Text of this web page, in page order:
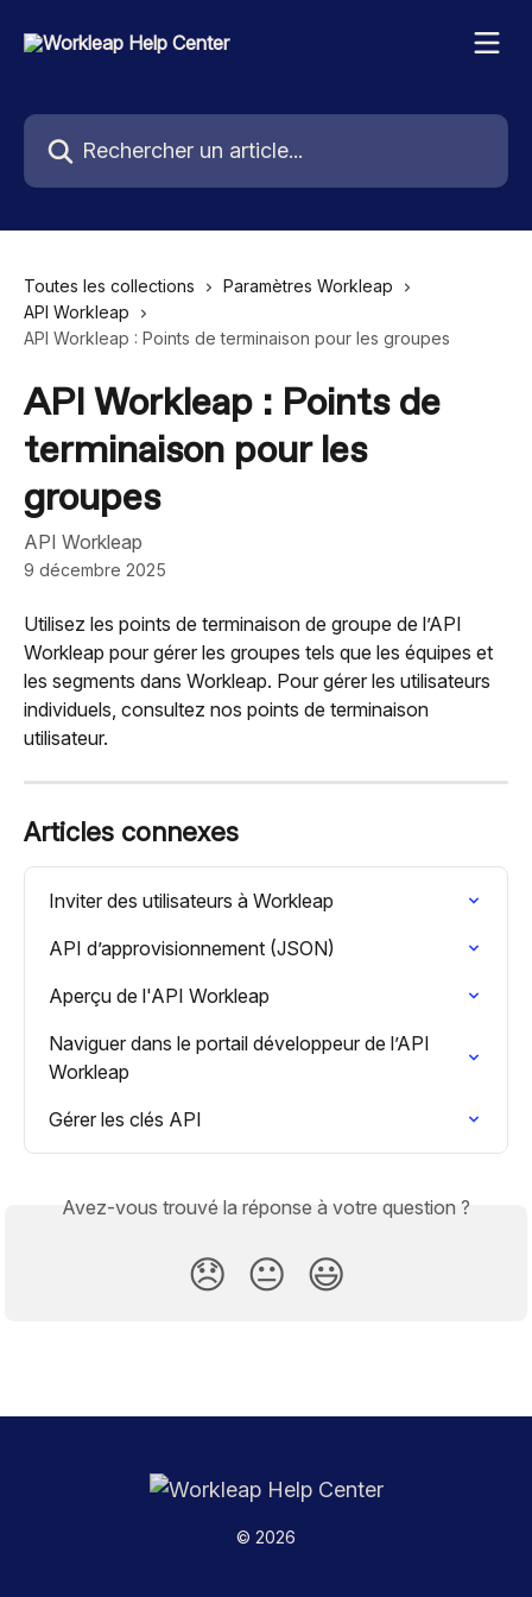
Rechercher un article...
Toutes les collections
Paramètres Workleap
API Workleap
API Workleap : Points de terminaison pour les groupes
API Workleap : Points de
terminaison pour les
groupes
API Workleap
9 décembre 2025
Utilisez les points de terminaison de groupe de l’API
Workleap pour gérer les groupes tels que les équipes et
les segments dans Workleap. Pour gérer les utilisateurs
individuels, consultez nos points de terminaison
utilisateur.
Articles connexes
Inviter des utilisateurs à Workleap
API d’approvisionnement (JSON)
Aperçu de l'API Workleap
Naviguer dans le portail développeur de l’API
Workleap
Gérer les clés API
Avez-vous trouvé la réponse à votre question ?
😞 😐 😃
© 2026